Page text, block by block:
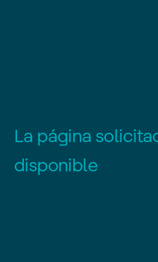
La página solicita
disponible